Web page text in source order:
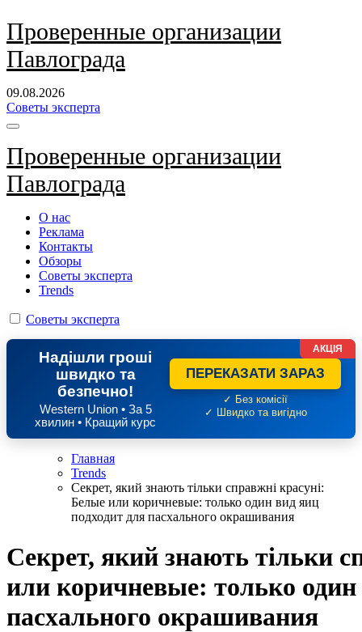
Перейти
к
содержанию
Проверенные организации
Павлограда
09.08.2026
Советы эксперта
Проверенные организации
Павлограда
О нас
Реклама
Контакты
Обзоры
Советы эксперта
Trends
Советы эксперта
Надішли гроші
швидко та
безпечно!
Western Union • За 5
хвилин • Кращий курс
ПЕРЕКАЗАТИ ЗАРАЗ
✓ Без комісії
✓ Швидко та вигідно
АКЦІЯ
Главная
Trends
Секрет, який знають тільки справжні красуні:
Белые или коричневые: только один вид яиц
подходит для пасхального окрашивания
Секрет, який знають тільки
или коричневые: только один
пасхального окрашивания